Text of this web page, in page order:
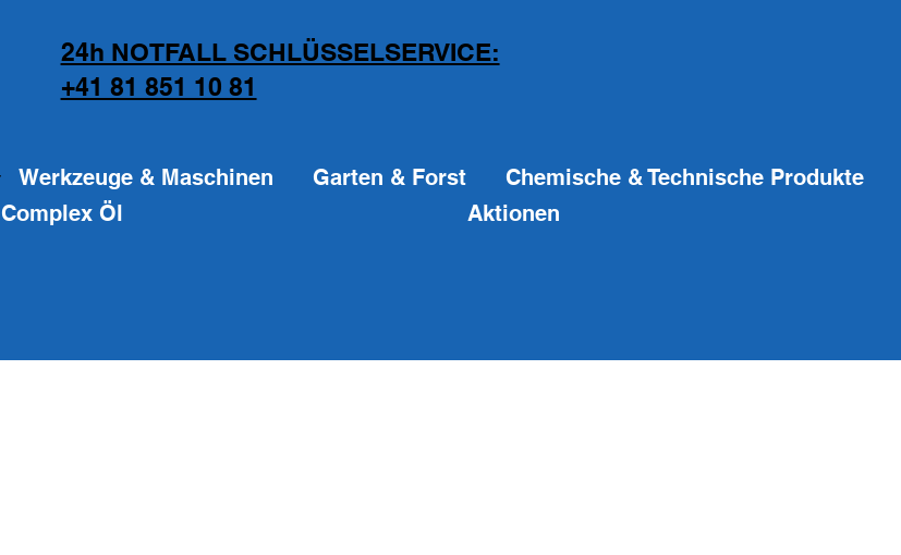
24h NOTFALL SCHLÜSSELSERVICE:
+41 81 851 10 81
Werkzeuge & Maschinen Garten & Forst
Chemische & Technische Produkte
Complex Öl Aktionen